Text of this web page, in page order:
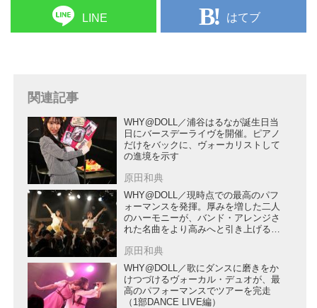
LINE はてブ
関連記事
WHY@DOLL／浦谷はるなが誕生日当
日にバースデーライヴを開催。ピアノ
だけをバックに、ヴォーカリストして
の進境を示す
原田和典
WHY@DOLL／現時点での最高のパフ
ォーマンスを発揮。厚みを増した二人
のハーモニーが、バンド・アレンジさ
れた名曲をより高みへと引き上げる
原田和典
WHY@DOLL／歌にダンスに磨きをか
けつづけるヴォーカル・デュオが、最
高のパフォーマンスでツアーを完走
（1部DANCE LIVE編）